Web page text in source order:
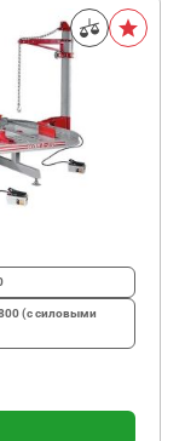
(с силовыми